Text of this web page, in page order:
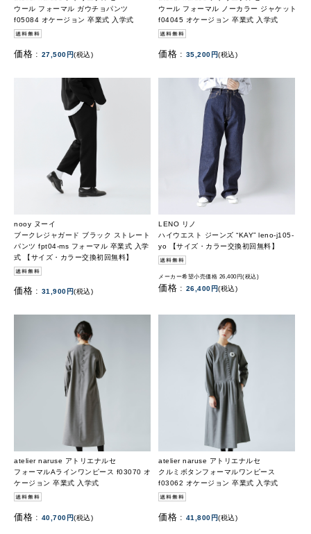
ウール フォーマル ガウチョパンツ
f05084 オケージョン 卒業式 入学式
価格 : 27,500円(税込)
ウール フォーマル ノーカラー ジャケット
f04045 オケージョン 卒業式 入学式
価格 : 35,200円(税込)
nooy ヌーイ
ブークレジャガード ブラック ストレート
パンツ fpt04-ms フォーマル 卒業式 入学
式 【サイズ・カラー交換初回無料】
価格 : 31,900円(税込)
LENO リノ
ハイウエスト ジーンズ “KAY” leno-j105-
yo 【サイズ・カラー交換初回無料】
メーカー希望小売価格 26,400円(税込)
価格 : 26,400円(税込)
atelier naruse アトリエナルセ
フォーマルAラインワンピース f03070 オ
ケージョン 卒業式 入学式
価格 : 40,700円(税込)
atelier naruse アトリエナルセ
クルミボタンフォーマルワンピース
f03062 オケージョン 卒業式 入学式
価格 : 41,800円(税込)